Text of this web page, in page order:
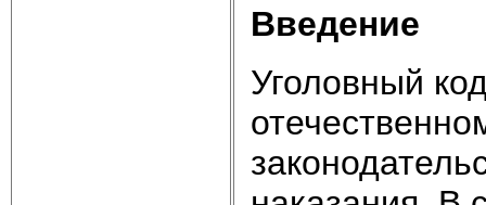
Введение
Уголовный